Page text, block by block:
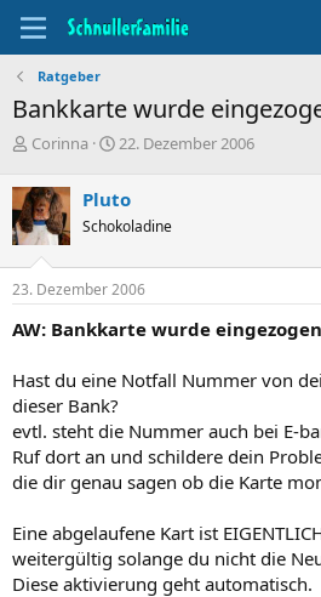
Ratgeber
Bankkarte wurde
T
e
m
e
n
s
t
r
e
r
Corinna
B
i
n
d
a
u
22. Dezember 2006
Pluto
Schokoladine
23. Dezember 2006
AW: Bankkarte wurde
Hast du eine Notfall Nummer von
dieser Bank?
evtl. steht die Nummer auch bei E-
Ruf dort an und schildere dein
die dir genau sagen ob die Karte
Eine abgelaufene Kart ist
weitergültig solange du nicht die
Diese aktivierung geht automatisch.